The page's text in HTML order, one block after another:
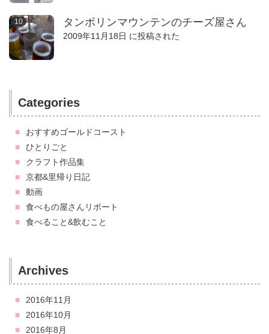
タンボリンマウンテンのチーズ屋さん
2009年11月18日 に投稿された
Categories
おすすめゴールドコースト
ひとりごと
クラフト作品集
京都&里帰り日記
動画
食べもの屋さんリポート
食べること&飲むこと
Archives
2016年11月
2016年10月
2016年8月